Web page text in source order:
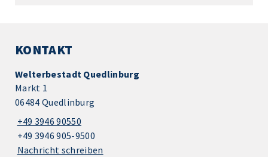
KONTAKT
Welterbestadt Quedlinburg
Markt 1
06484 Quedlinburg
+49 3946 90550
+49 3946 905-9500
Nachricht schreiben